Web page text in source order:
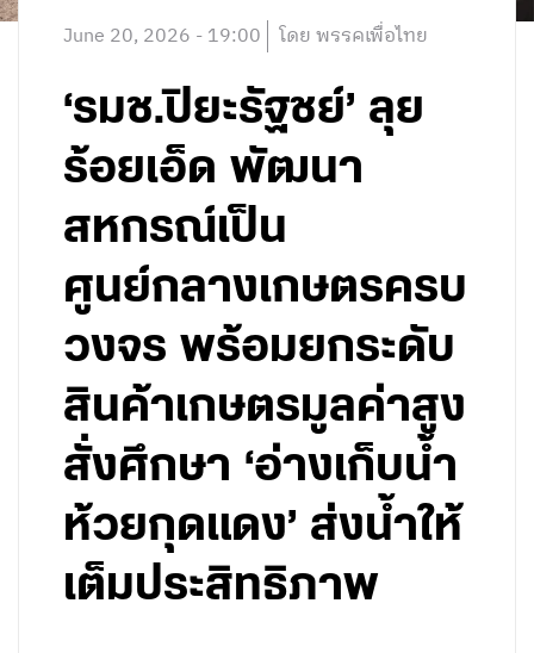
June 20, 2026 - 19:00 โดย พรรคเพื่อไทย
‘รมช.ปิยะรัฐชย์’ ลุย
ร้อยเอ็ด พัฒนา
สหกรณ์เป็น
ศูนย์กลางเกษตรครบ
วงจร พร้อมยกระดับ
สินค้าเกษตรมูลค่าสูง
สั่งศึกษา ‘อ่างเก็บน้ำ
ห้วยกุดแดง’ ส่งน้ำให้
เต็มประสิทธิภาพ